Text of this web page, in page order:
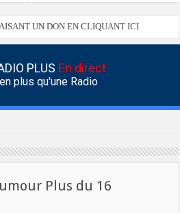
UN DON EN CLIQUANT ICI
PLUS En direct
plus qu'une Radio
Plus du 16